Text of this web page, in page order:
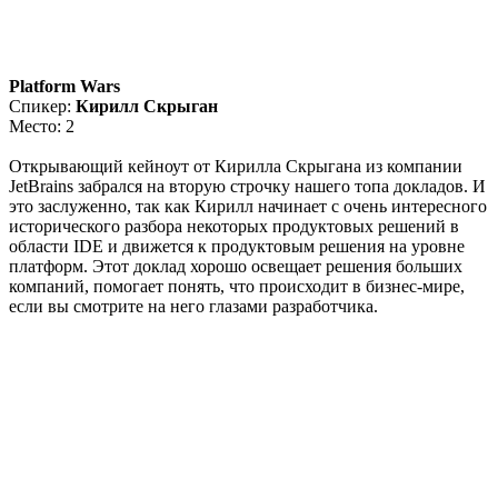
Platform Wars
Спикер: Кирилл Скрыган
Место: 2
Открывающий кейноут от Кирилла Скрыгана из компании
JetBrains забрался на вторую строчку нашего топа докладов. И
это заслуженно, так как Кирилл начинает с очень интересного
исторического разбора некоторых продуктовых решений в
области IDE и движется к продуктовым решения на уровне
платформ. Этот доклад хорошо освещает решения больших
компаний, помогает понять, что происходит в бизнес-мире,
если вы смотрите на него глазами разработчика.